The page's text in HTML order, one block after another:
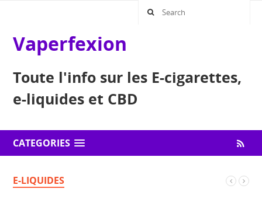
Vaperfexion
Toute l'info sur les E-cigarettes,
e-liquides et CBD
CATEGORIES
E-LIQUIDES